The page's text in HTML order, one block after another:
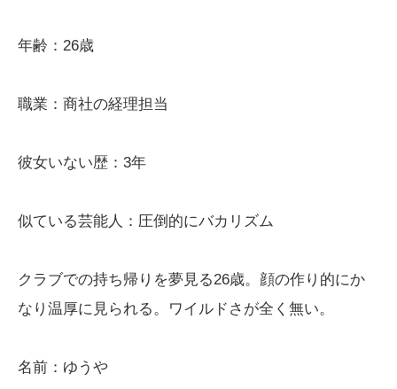
年齢：26歳
職業：商社の経理担当
彼女いない歴：3年
似ている芸能人：圧倒的にバカリズム
クラブでの持ち帰りを夢見る26歳。顔の作り的にか
なり温厚に見られる。ワイルドさが全く無い。
名前：ゆうや